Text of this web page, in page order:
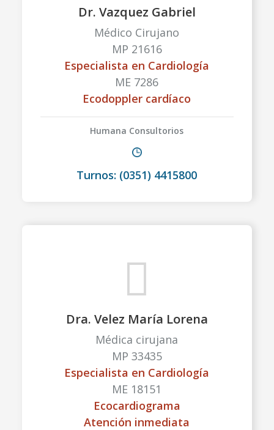
Dr. Vazquez Gabriel
Médico Cirujano
MP 21616
Especialista en Cardiología
ME 7286
Ecodoppler cardíaco
Humana Consultorios
Turnos: (0351) 4415800
Dra. Velez María Lorena
Médica cirujana
MP 33435
Especialista en Cardiología
ME 18151
Ecocardiograma
Atención inmediata